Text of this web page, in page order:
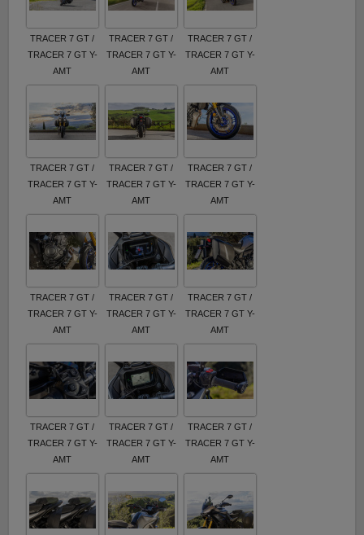
TRACER 7 GT /
TRACER 7 GT Y-
AMT
TRACER 7 GT /
TRACER 7 GT Y-
AMT
TRACER 7 GT /
TRACER 7 GT Y-
AMT
TRACER 7 GT /
TRACER 7 GT Y-
AMT
TRACER 7 GT /
TRACER 7 GT Y-
AMT
TRACER 7 GT /
TRACER 7 GT Y-
AMT
TRACER 7 GT /
TRACER 7 GT Y-
AMT
TRACER 7 GT /
TRACER 7 GT Y-
AMT
TRACER 7 GT /
TRACER 7 GT Y-
AMT
TRACER 7 GT /
TRACER 7 GT Y-
AMT
TRACER 7 GT /
TRACER 7 GT Y-
AMT
TRACER 7 GT /
TRACER 7 GT Y-
AMT